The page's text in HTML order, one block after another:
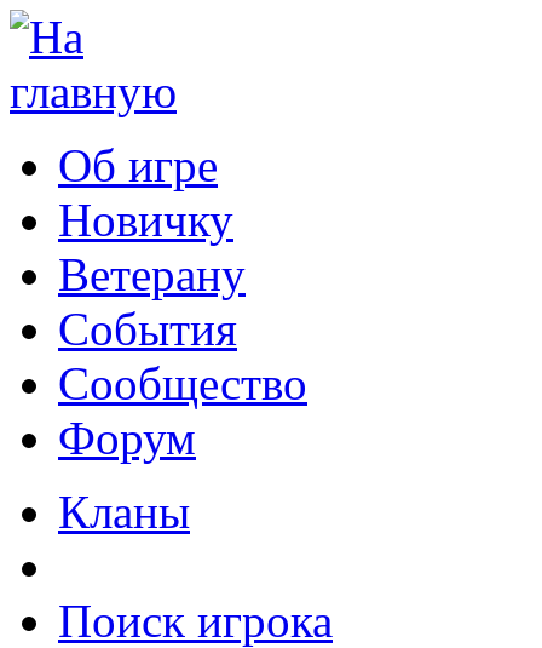
Об игре
Новичку
Ветерану
События
Сообщество
Форум
Кланы
Поиск игрока